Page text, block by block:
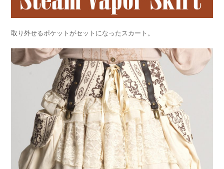
取り外せるポケットがセットになったスカート。